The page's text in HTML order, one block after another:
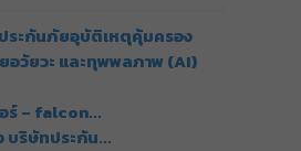
ะกันภัยอุบัติเหตุคุ้มครอง
อวัยวะ และทุพพลภาพ (AI)
ร์ – falcon...
บริษัทประกัน...